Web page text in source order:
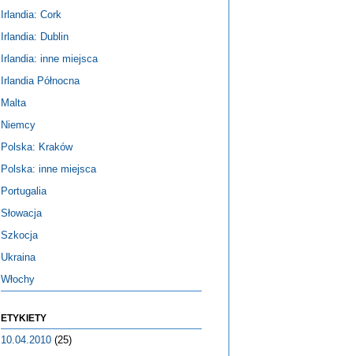
Irlandia: Cork
Irlandia: Dublin
Irlandia: inne miejsca
Irlandia Północna
Malta
Niemcy
Polska: Kraków
Polska: inne miejsca
Portugalia
Słowacja
Szkocja
Ukraina
Włochy
ETYKIETY
10.04.2010 (25)